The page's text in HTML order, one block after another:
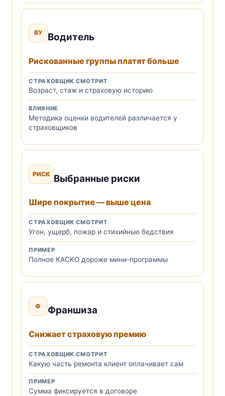
ВУ Водитель
Рискованные группы платят больше
СТРАХОВЩИК СМОТРИТ
Возраст, стаж и страховую историю
ВЛИЯНИЕ
Методика оценки водителей различается у
страховщиков
РИСК Выбранные риски
Шире покрытие — выше цена
СТРАХОВЩИК СМОТРИТ
Угон, ущерб, пожар и стихийные бедствия
ПРИМЕР
Полное КАСКО дороже мини-программы
Ф Франшиза
Снижает страховую премию
СТРАХОВЩИК СМОТРИТ
Какую часть ремонта клиент оплачивает сам
ПРИМЕР
Сумма фиксируется в договоре